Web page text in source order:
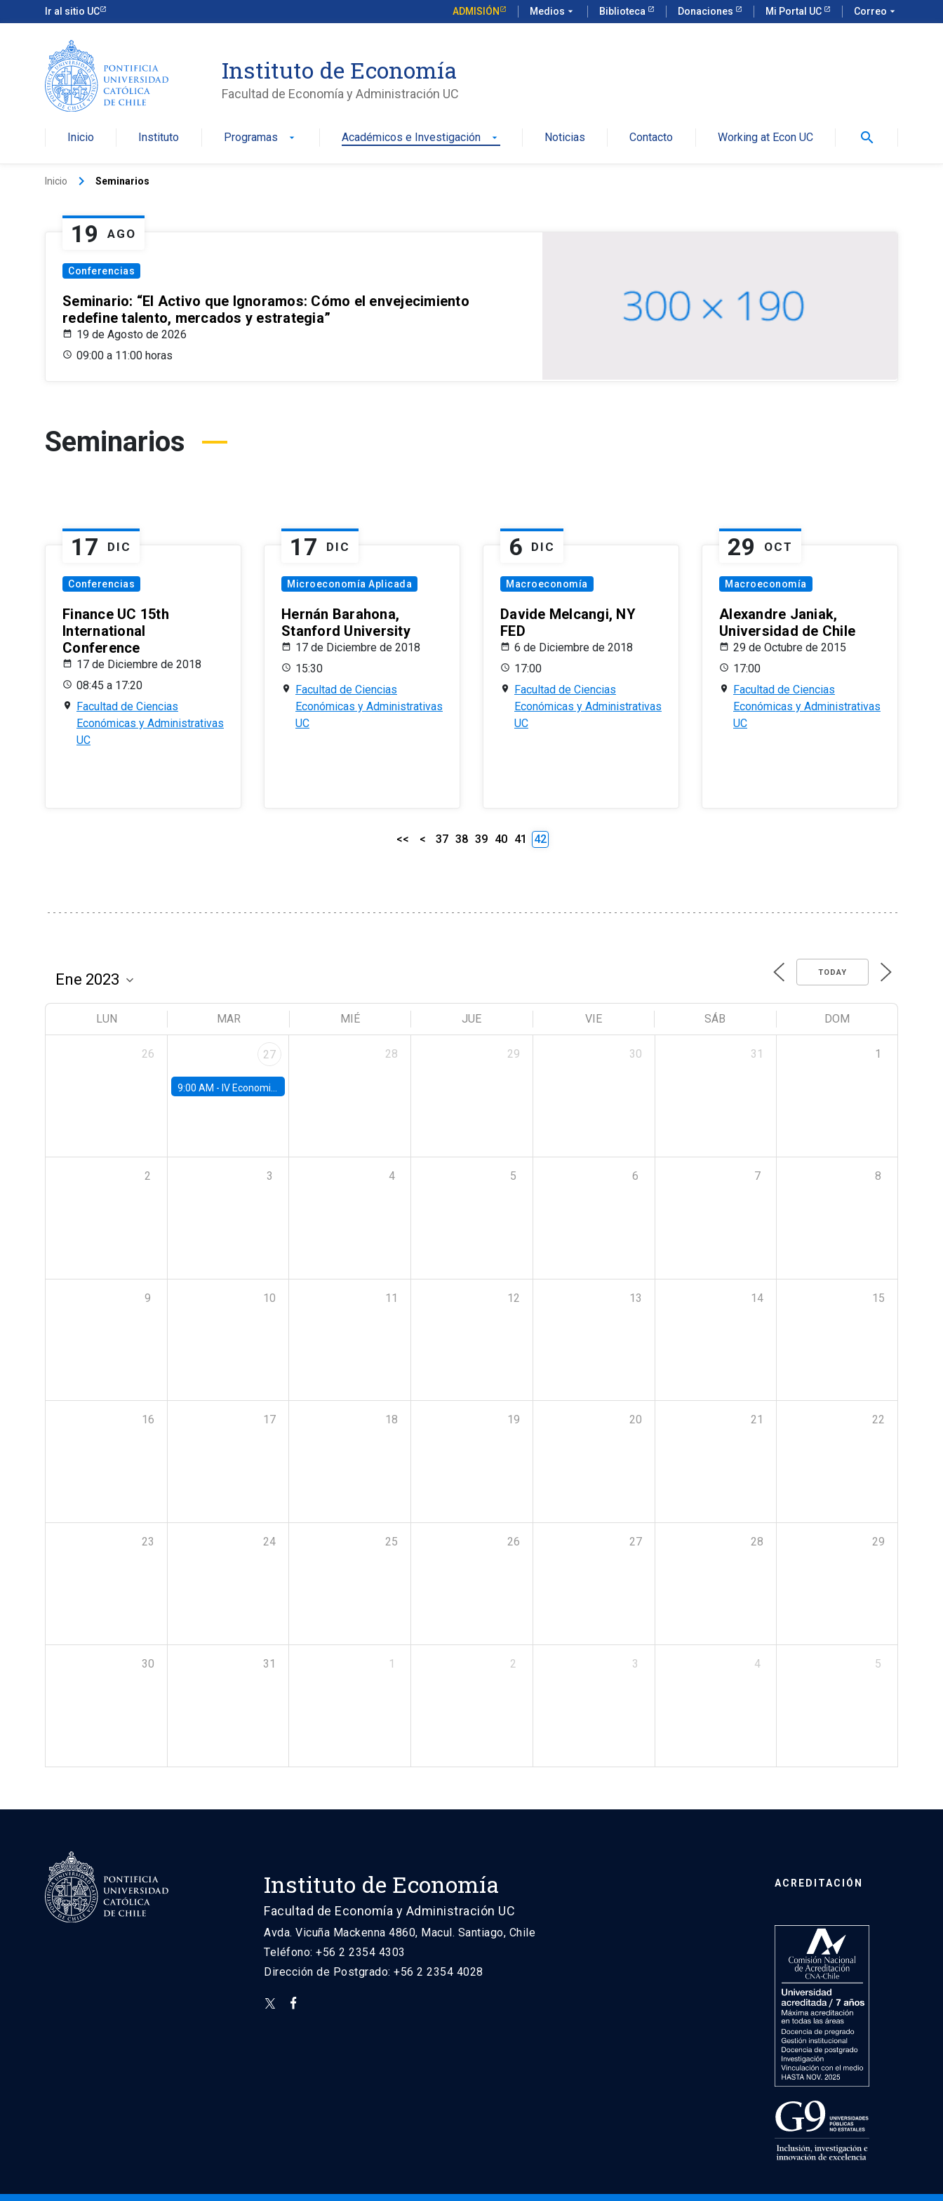
Ir al sitio UC ADMISIÓN Medios arrow_drop_down Biblioteca Donaciones Mi Portal UC Correo arrow_drop_down
Instituto de Economía
Facultad de Economía y Administración UC
Inicio Instituto Programas arrow_drop_down Académicos e Investigación arrow_drop_down Noticias Contacto Working at Econ UC search
Inicio keyboard_arrow_right Seminarios
19 AGO
Conferencias
Seminario: “El Activo que Ignoramos: Cómo el envejecimiento
redefine talento, mercados y estrategia”
19 de Agosto de 2026
09:00 a 11:00 horas
Seminarios
17 DIC
Conferencias
Finance UC 15th
International
Conference
17 de Diciembre de 2018
08:45 a 17:20
Facultad de Ciencias
Económicas y Administrativas
UC
17 DIC
Microeconomía Aplicada
Hernán Barahona,
Stanford University
17 de Diciembre de 2018
15:30
Facultad de Ciencias
Económicas y Administrativas
UC
6 DIC
Macroeconomía
Davide Melcangi, NY
FED
6 de Diciembre de 2018
17:00
Facultad de Ciencias
Económicas y Administrativas
UC
29 OCT
Macroeconomía
Alexandre Janiak,
Universidad de Chile
29 de Octubre de 2015
17:00
Facultad de Ciencias
Económicas y Administrativas
UC
<< < 37 38 39 40 41 42
TODAY
LUN MAR MIÉ JUE VIE SÁB DOM
26 27
9:00 AM - IV Economics Alumni Workshop
28 29 30 31 1
2 3 4 5 6 7 8
9 10 11 12 13 14 15
16 17 18 19 20 21 22
23 24 25 26 27 28 29
30 31 1 2 3 4 5
Instituto de Economía
Facultad de Economía y Administración UC
Avda. Vicuña Mackenna 4860, Macul. Santiago, Chile
Teléfono: +56 2 2354 4303
Dirección de Postgrado: +56 2 2354 4028
ACREDITACIÓN